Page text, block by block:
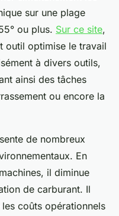
sur une plage
ou plus. Sur ce site,
outil optimise le travail
à divers outils,
ainsi des tâches
ou encore la
de nombreux
En
il diminue
de carburant. Il
coûts opérationnels